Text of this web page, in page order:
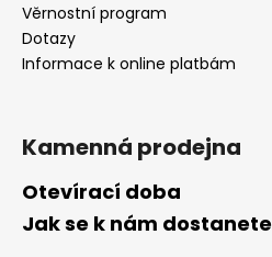
Věrnostní program
Dotazy
Informace k online platbám
Kamenná prodejna
Otevírací doba
Jak se k nám dostanete